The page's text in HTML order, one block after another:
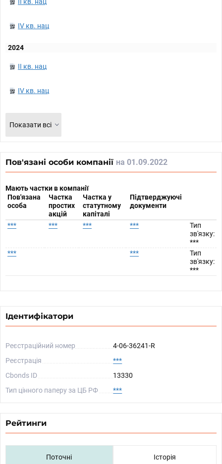
IV кв. нац
2024
II кв. нац
IV кв. нац
Показати всі
Пов'язані особи компанії на 01.09.2022
Мають частки в компанії
Пов'язана
особа
Частка
простих
акцій
Частка у
статутному
капіталі
Підтверджуючі
документи
*** *** *** ***
Тип
зв'язку:
***
***
***
Тип
зв'язку:
***
Ідентифікатори
Реєстраційний номер
4-06-36241-R
Реєстрація
***
Cbonds ID
13330
Тип цінного паперу за ЦБ РФ
***
Рейтинги
Поточні Історія